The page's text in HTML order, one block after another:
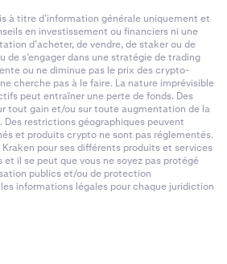
à titre d’information générale uniquement et
en investissement ou financiers ni une
d’acheter, de vendre, de staker ou de
s’engager dans une stratégie de trading
ou ne diminue pas le prix des crypto-
cherche pas à le faire. La nature imprévisible
peut entraîner une perte de fonds. Des
tout gain et/ou sur toute augmentation de la
restrictions géographiques peuvent
et produits crypto ne sont pas réglementés.
pour ses différents produits et services
il se peut que vous ne soyez pas protégé
publics et/ou de protection
informations légales pour chaque juridiction